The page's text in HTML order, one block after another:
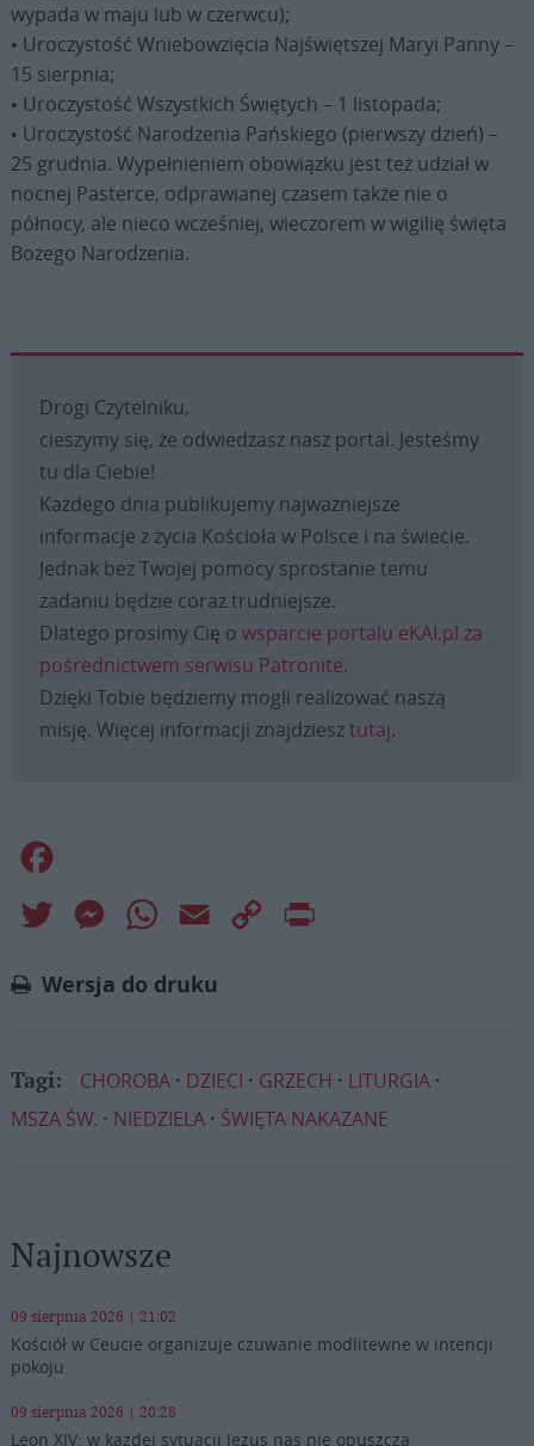
wypada w maju lub w czerwcu);
• Uroczystość Wniebowzięcia Najświętszej Maryi Panny –
15 sierpnia;
• Uroczystość Wszystkich Świętych – 1 listopada;
• Uroczystość Narodzenia Pańskiego (pierwszy dzień) –
25 grudnia. Wypełnieniem obowiązku jest też udział w
nocnej Pasterce, odprawianej czasem także nie o
północy, ale nieco wcześniej, wieczorem w wigilię święta
Bożego Narodzenia.
Drogi Czytelniku,
cieszymy się, że odwiedzasz nasz portal. Jesteśmy
tu dla Ciebie!
Każdego dnia publikujemy najważniejsze
informacje z życia Kościoła w Polsce i na świecie.
Jednak bez Twojej pomocy sprostanie temu
zadaniu będzie coraz trudniejsze.
Dlatego prosimy Cię o wsparcie portalu eKAI.pl za
pośrednictwem serwisu Patronite.
Dzięki Tobie będziemy mogli realizować naszą
misję. Więcej informacji znajdziesztutaj.
Twitter MessengerWhatsApp
Email
Copy
Wersja do druku
Tagi: CHOROBA DZIECI GRZECH
LITURGIA
MSZA ŚW.
NIEDZIELA ŚWIĘTA NAKAZANE
Najnowsze
09 sierpnia 2026 | 21:02
Kościół w Ceucie organizuje czuwanie modlitewne w intencji
pokoju
09 sierpnia 2026 | 20:28
Leon XIV: w każdej sytuacji Jezus nas nie opuszcza